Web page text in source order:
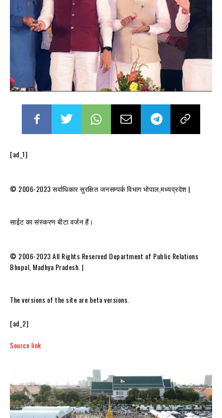
[ad_1]
© 2006-2023 सर्वाधिकार सुरक्षित जनसम्पर्क विभाग भोपाल,मध्यप्रदेश |
साईट का संस्करण बीटा वर्जन हैं।
© 2006-2023 All Rights Reserved Department of Public Relations
Bhopal, Madhya Pradesh. |
The versions of the site are beta versions.
[ad_2]
Source link